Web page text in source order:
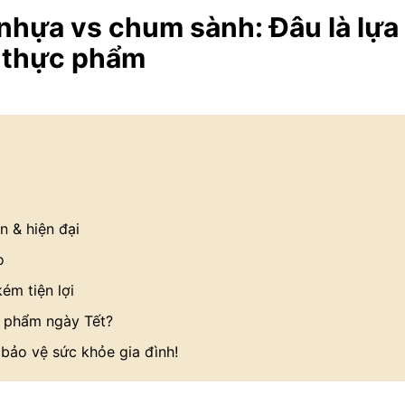
vs chum sành: Đâu là lựa
phẩm
& hiện đại
tiện lợi
ngày Tết?
vệ sức khỏe gia đình!